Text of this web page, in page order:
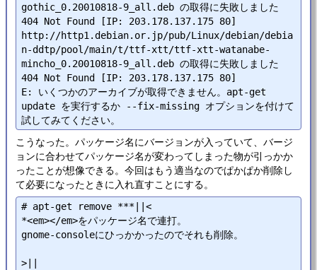
gothic_0.20010818-9_all.deb の取得に失敗しました
404 Not Found [IP: 203.178.137.175 80]
http://http1.debian.or.jp/pub/Linux/debian/debia
n-ddtp/pool/main/t/ttf-xtt/ttf-xtt-watanabe-
mincho_0.20010818-9_all.deb の取得に失敗しました
404 Not Found [IP: 203.178.137.175 80]
E: いくつかのアーカイブが取得できません。apt-get
update を実行するか --fix-missing オプションを付けて
こうなった。パッケージ名にバージョンが入っていて、バージ
ョンに合わせてパッケージ名が変わってしまった物が引っかか
ったことが想像できる。今回はもう適当なのでぱかぱか削除し
て必要になったときに入れ直すことにする。
# apt-get remove ***||<
*<em></em>をパッケージ名で連打。
gnome-consoleにひっかかったのでそれも削除。
>||